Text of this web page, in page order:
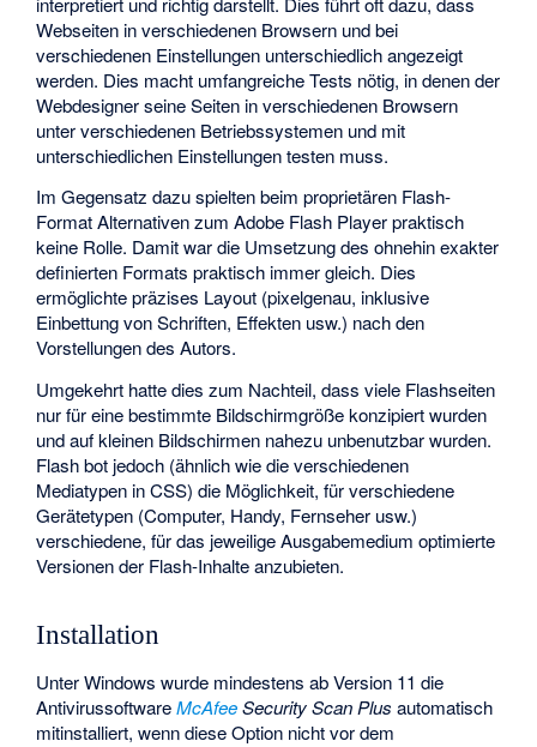
Webseiten in verschiedenen Browsern und bei
verschiedenen Einstellungen unterschiedlich angezeigt
werden. Dies macht umfangreiche Tests nötig, in denen der
Webdesigner seine Seiten in verschiedenen Browsern
unter verschiedenen Betriebssystemen und mit
unterschiedlichen Einstellungen testen muss.
Im Gegensatz dazu spielten beim proprietären Flash-
Format Alternativen zum Adobe Flash Player praktisch
keine Rolle. Damit war die Umsetzung des ohnehin exakter
definierten Formats praktisch immer gleich. Dies
ermöglichte präzises Layout (pixelgenau, inklusive
Einbettung von Schriften, Effekten usw.) nach den
Vorstellungen des Autors.
Umgekehrt hatte dies zum Nachteil, dass viele Flashseiten
nur für eine bestimmte Bildschirmgröße konzipiert wurden
und auf kleinen Bildschirmen nahezu unbenutzbar wurden.
Flash bot jedoch (ähnlich wie die verschiedenen
Mediatypen in CSS) die Möglichkeit, für verschiedene
Gerätetypen (Computer, Handy, Fernseher usw.)
verschiedene, für das jeweilige Ausgabemedium optimierte
Versionen der Flash-Inhalte anzubieten.
Installation
Unter Windows wurde mindestens ab Version 11 die
AntivirussoftwareMcAfeeSecurity Scan Plus automatisch
mitinstalliert, wenn diese Option nicht vor dem